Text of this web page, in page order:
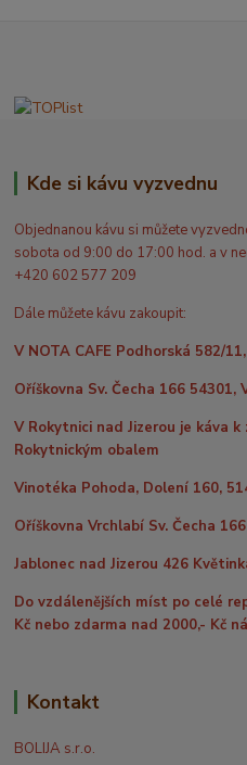
Kde si kávu vyzvednu
Objednanou kávu si můžete
sobota od 9:00 do 17:00 hod. a v
+420 602 577 209
Dále můžete kávu zakoupit:
V NOTA CAFE Podhorská 582/
Oříškovna Sv. Čecha 166 54301,
V Rokytnici nad Jizerou je káva
Rokytnickým obalem
Vinotéka Pohoda, Dolení 160,
Oříškovna Vrchlabí Sv. Čecha 166
Jablonec nad Jizerou 426
Do vzdálenějších míst po celé
Kč nebo zdarma nad 2000,- Kč
Kontakt
BOLIJA s.r.o.